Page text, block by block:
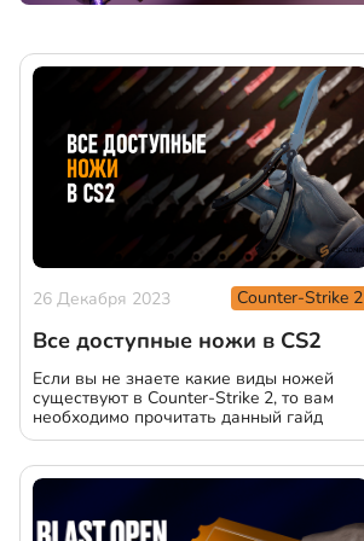
26 Декабря 2023 Counter-Strike 2
Все доступные ножи в CS2
Если вы не знаете какие виды ножей
существуют в Counter-Strike 2, то вам
необходимо прочитать данный гайд